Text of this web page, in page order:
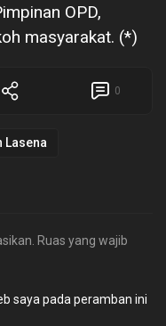
OPD,
masyarakat. (*)
0
Lasena
Ruas yang wajib
saya pada peramban ini